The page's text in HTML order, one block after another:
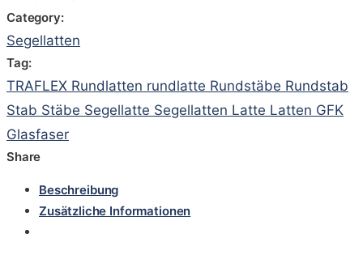
Category:
Segellatten
Tag:
TRAFLEX Rundlatten rundlatte Rundstäbe Rundstab
Stab Stäbe Segellatte Segellatten Latte Latten GFK
Glasfaser
Share
Beschreibung
Zusätzliche Informationen